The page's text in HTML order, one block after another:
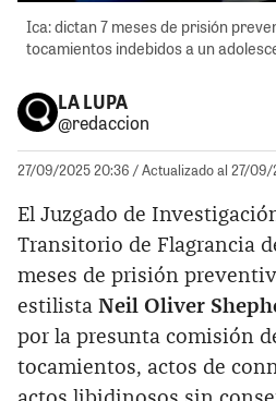
Ica: dictan 7 meses de prisión
tocamientos indebidos a un
LA LUPA
@redaccion
27/09/2025 20:36 / Actualizado al 27/
El Juzgado de
Transitorio de Flagrancia
meses de prisión
estilista Neil Oliver
por la presunta comisión
tocamientos, actos de